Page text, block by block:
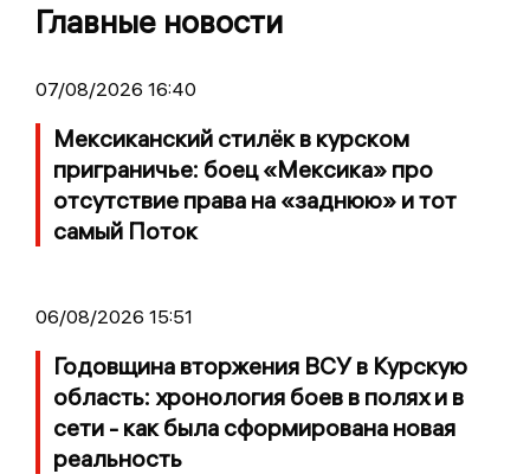
Главные новости
07/08/2026 16:40
Мексиканский стилёк в курском
приграничье: боец «Мексика» про
отсутствие права на «заднюю» и тот
самый Поток
06/08/2026 15:51
Годовщина вторжения ВСУ в Курскую
область: хронология боев в полях и в
сети - как была сформирована новая
реальность